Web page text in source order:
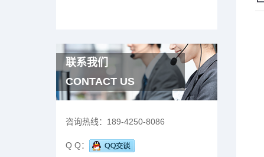
联系我们
CONTACT US
咨询热线： 189-4250-8086
Q Q：